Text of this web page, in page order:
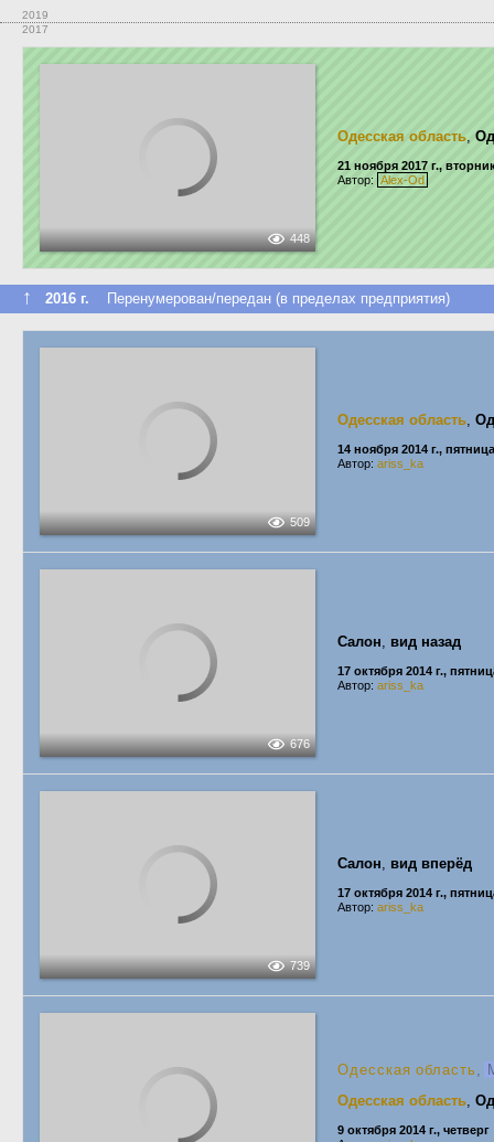
2019
2017
448
Одесская область,
21 ноября 2017 г.,
Автор: Alex-Od
↑ 2016 г. Перенумерован/передан (в пределах предприятия)
509
Одесская область,
14 ноября 2014 г., пятница
Автор: ariss_ka
676
Салон, вид назад
17 октября 2014 г.,
Автор: ariss_ka
739
Салон, вид вперёд
17 октября 2014 г.,
Автор: ariss_ka
Одесская область,
Одесская область,
9 октября 2014 г., четверг